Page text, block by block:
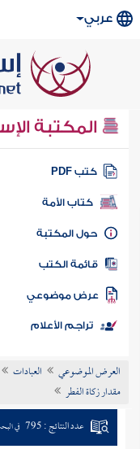
عربي
المكتبة
كتب PDF
كتاب الأمة
المكتبة
الكتب
موضوعي
تراجم الأعلام
العرض الموضوعي العبادات
مقدار زكاة الفطر
عدد النتائج : 795 في